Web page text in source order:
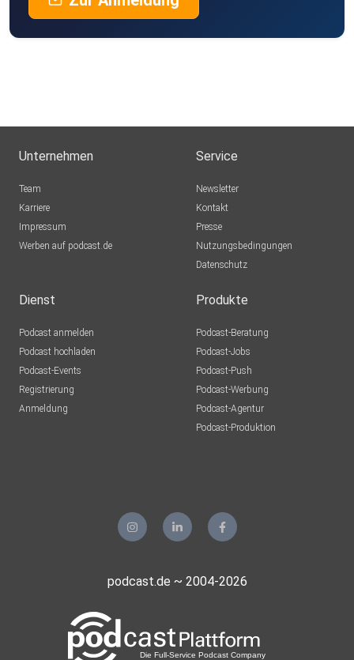
Unternehmen
Team
Karriere
Impressum
Werben auf podcast.de
Service
Newsletter
Kontakt
Presse
Nutzungsbedingungen
Datenschutz
Dienst
Podcast anmelden
Podcast hochladen
Podcast-Events
Registrierung
Anmeldung
Produkte
Podcast-Beratung
Podcast-Jobs
Podcast-Push
Podcast-Werbung
Podcast-Agentur
Podcast-Produktion
podcast.de ~ 2004-2026